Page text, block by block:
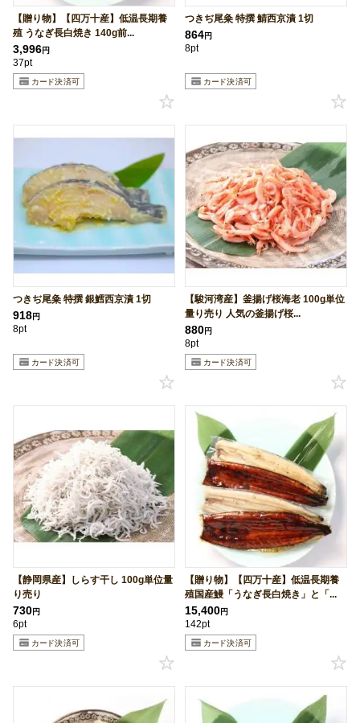
【贈り物】【四万十産】低温長期養
殖 うなぎ長白焼き 140g前...
3,996円
37pt
つきぢ尾粂 特撰 鯖西京漬 1切
864円
8pt
つきぢ尾粂 特撰 銀鱈西京漬 1切
918円
8pt
【駿河湾産】釜揚げ桜海老 100g単位
量り売り 人気の釜揚げ桜...
880円
8pt
【静岡県産】しらす干し 100g単位量
り売り
730円
6pt
【贈り物】【四万十産】低温長期養
殖国産鰻「うなぎ長白焼き」と「...
15,400円
142pt